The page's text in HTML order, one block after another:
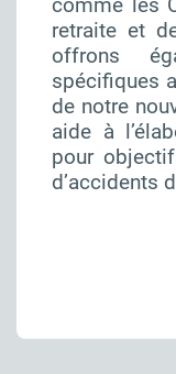
retraite et
offrons
spécifiques
de notre
aide à
pour
d’accidents